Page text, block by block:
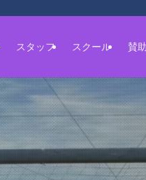
スタッフ スクール 賛